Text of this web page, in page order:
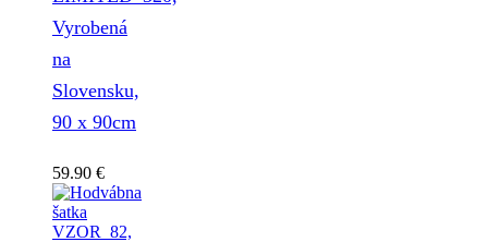
Vyrobená
na
Slovensku,
90 x 90cm
59.90 €